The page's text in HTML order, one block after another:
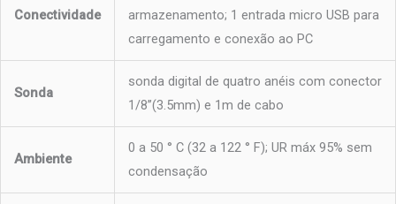
Conectividade
armazenamento; 1 entrada micro USB para
carregamento e conexão ao PC
Sonda
sonda digital de quatro anéis com conector
1/8’’(3.5mm) e 1m de cabo
Ambiente
0 a 50 ° C (32 a 122 ° F); UR máx 95% sem
condensação